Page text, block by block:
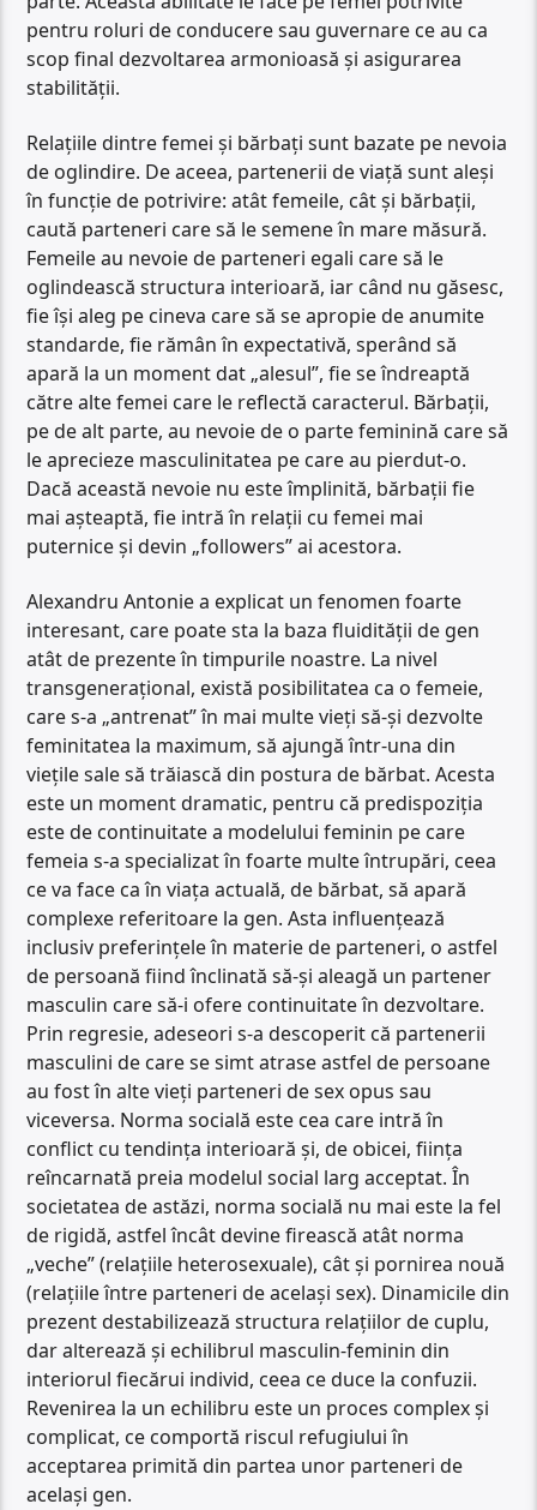
pentru roluri de conducere sau guvernare ce au ca
scop final dezvoltarea armonioasă și asigurarea
stabilității.
Relațiile dintre femei și bărbați sunt bazate pe nevoia
de oglindire. De aceea, partenerii de viață sunt aleși
în funcție de potrivire: atât femeile, cât și bărbații,
caută parteneri care să le semene în mare măsură.
Femeile au nevoie de parteneri egali care să le
oglindească structura interioară, iar când nu găsesc,
fie își aleg pe cineva care să se apropie de anumite
standarde, fie rămân în expectativă, sperând să
apară la un moment dat „alesul”, fie se îndreaptă
către alte femei care le reflectă caracterul. Bărbații,
pe de alt parte, au nevoie de o parte feminină care să
le aprecieze masculinitatea pe care au pierdut-o.
Dacă această nevoie nu este împlinită, bărbații fie
mai așteaptă, fie intră în relații cu femei mai
puternice și devin „followers” ai acestora.
Alexandru Antonie a explicat un fenomen foarte
interesant, care poate sta la baza fluidității de gen
atât de prezente în timpurile noastre. La nivel
transgenerațional, există posibilitatea ca o femeie,
care s-a „antrenat” în mai multe vieți să-și dezvolte
feminitatea la maximum, să ajungă într-una din
viețile sale să trăiască din postura de bărbat. Acesta
este un moment dramatic, pentru că predispoziția
este de continuitate a modelului feminin pe care
femeia s-a specializat în foarte multe întrupări, ceea
ce va face ca în viața actuală, de bărbat, să apară
complexe referitoare la gen. Asta influențează
inclusiv preferințele în materie de parteneri, o astfel
de persoană fiind înclinată să-și aleagă un partener
masculin care să-i ofere continuitate în dezvoltare.
Prin regresie, adeseori s-a descoperit că partenerii
masculini de care se simt atrase astfel de persoane
au fost în alte vieți parteneri de sex opus sau
viceversa. Norma socială este cea care intră în
conflict cu tendința interioară și, de obicei, ființa
reîncarnată preia modelul social larg acceptat. În
societatea de astăzi, norma socială nu mai este la fel
de rigidă, astfel încât devine firească atât norma
„veche” (relațiile heterosexuale), cât și pornirea nouă
(relațiile între parteneri de același sex). Dinamicile din
prezent destabilizează structura relațiilor de cuplu,
dar alterează și echilibrul masculin-feminin din
interiorul fiecărui individ, ceea ce duce la confuzii.
Revenirea la un echilibru este un proces complex și
complicat, ce comportă riscul refugiului în
acceptarea primită din partea unor parteneri de
același gen.